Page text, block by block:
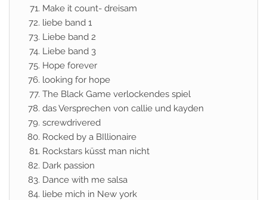
Make it count- dreisam
liebe band 1
Liebe band 2
Liebe band 3
Hope forever
looking for hope
The Black Game verlockendes spiel
das Versprechen von callie und kayden
screwdrivered
Rocked by a BIllionaire
Rockstars küsst man nicht
Dark passion
Dance with me salsa
liebe mich in New york